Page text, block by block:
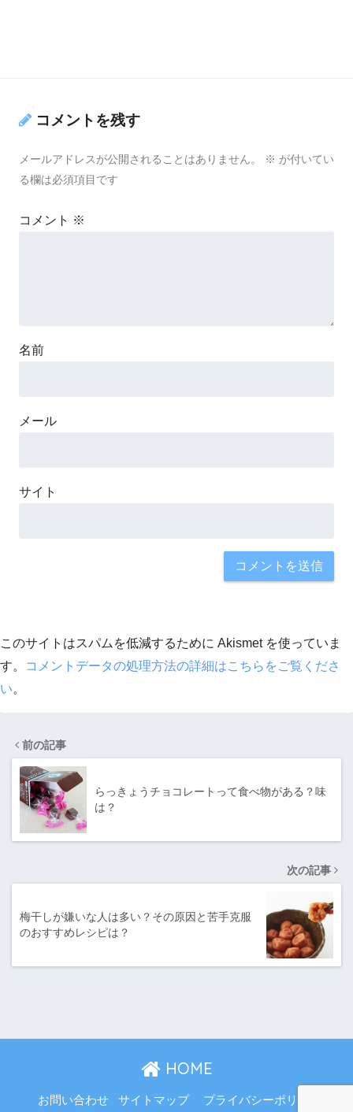
コメントを残す
メールアドレスが公開されることはありません。 ※ が付いてい
る欄は必須項目です
コメント ※
名前
メール
サイト
このサイトはスパムを低減するために Akismet を使っていま
す。
コメントデータの処理方法の詳細はこちらをご覧くださ
い。
前の記事
らっきょうチョコレートって食べ物がある？味
は？
次の記事
梅干しが嫌いな人は多い？その原因と苦手克服
のおすすめレシピは？
HOME
お問い合わせ サイトマップ プライバシーポリシー